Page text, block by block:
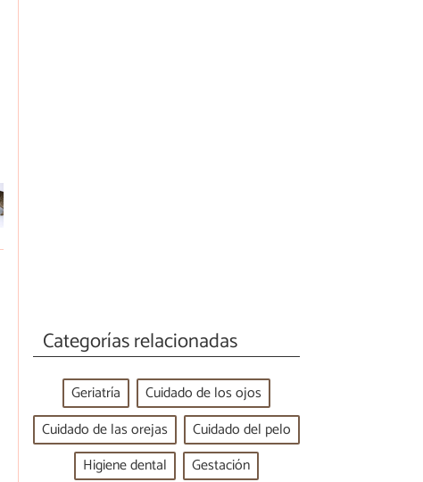
Categorías relacionadas
Geriatría
Cuidado de los ojos
Cuidado de las orejas
Cuidado del pelo
Higiene dental
Gestación